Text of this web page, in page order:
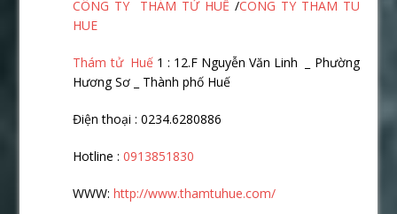
CÔNG TY THÁM TỬ HUẾ /CONG TY THAM TU
HUE
Thám tử Huế1 : 12.F Nguyễn Văn Linh _ Phường
Hương Sơ _ Thành phố Huế
Điện thoại : 0234.6280886
Hotline :0913851830
WWW: http://www.thamtuhue.com/